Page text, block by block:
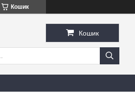
Кошик
Кошик